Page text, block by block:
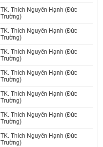
TK. Thích Nguyên Hạnh (Đức
Trường)
TK. Thích Nguyên Hạnh (Đức
Trường)
TK. Thích Nguyên Hạnh (Đức
Trường)
TK. Thích Nguyên Hạnh (Đức
Trường)
TK. Thích Nguyên Hạnh (Đức
Trường)
TK. Thích Nguyên Hạnh (Đức
Trường)
TK. Thích Nguyên Hạnh (Đức
Trường)